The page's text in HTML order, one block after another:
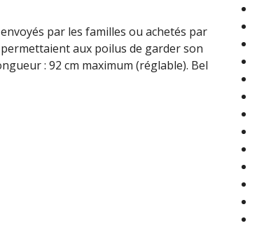
par les familles ou achetés par
aux poilus de garder son
: 92 cm maximum (réglable). Bel